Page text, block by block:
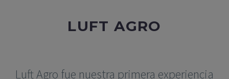
LUFT AGRO
Luft Agro fue nuestra primera experiencia